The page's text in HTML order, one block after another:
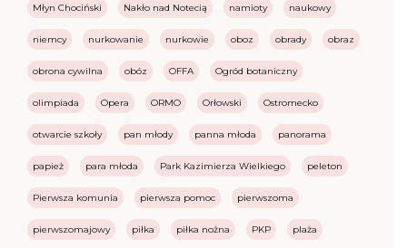
Młyn Chociński Nakło nad Notecią namioty naukowy
niemcy nurkowanie nurkowie oboz obrady obraz
obrona cywilna obóz OFFA Ogród botaniczny
olimpiada Opera ORMO Orłowski Ostromecko
otwarcie szkoły pan młody panna młoda panorama
papież para młoda Park Kazimierza Wielkiego peleton
Pierwsza komunia pierwsza pomoc pierwszoma
pierwszomajowy piłka piłka nożna PKP plaża